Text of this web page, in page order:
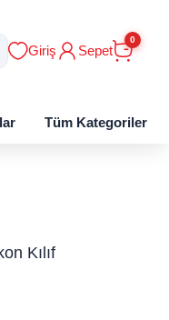
Giriş Sepet
0
Tüm Kategoriler
Kılıf